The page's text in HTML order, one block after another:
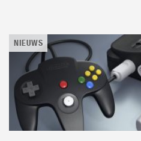
NIEUWS